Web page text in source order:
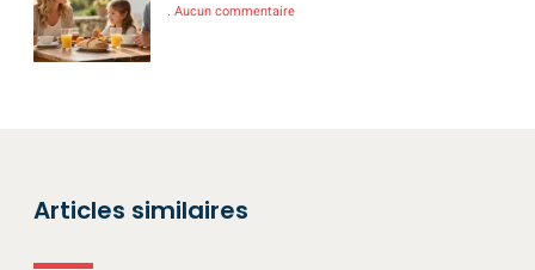
Aucun commentaire
Articles similaires